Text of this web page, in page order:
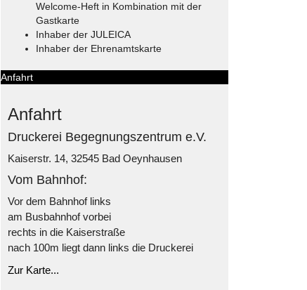
Welcome-Heft in Kombination mit der
Gastkarte
Inhaber der JULEICA
Inhaber der Ehrenamtskarte
Anfahrt
Anfahrt
Druckerei Begegnungszentrum e.V.
Kaiserstr. 14, 32545 Bad Oeynhausen
Vom Bahnhof:
Vor dem Bahnhof links
am Busbahnhof vorbei
rechts in die Kaiserstraße
nach 100m liegt dann links die Druckerei
Zur Karte...